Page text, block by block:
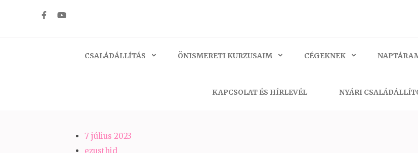
CSALÁDÁLLÍTÁS ÖNISMERETI KURZUSAIM CÉGEKNEK
KAPCSOLAT ÉS HÍRLEVÉL NYÁRI
7 július 2023
ezusthid